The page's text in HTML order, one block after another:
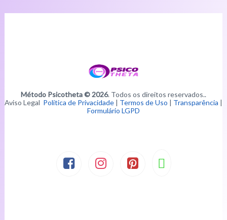
Método Psicotheta © 2026. Todos os direitos reservados..
Aviso Legal Política de Privacidade | Termos de Uso | Transparência |
Formulário LGPD